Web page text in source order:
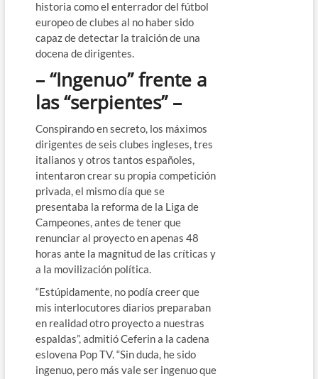
historia como el enterrador del fútbol
europeo de clubes al no haber sido
capaz de detectar la traición de una
docena de dirigentes.
– “Ingenuo” frente a
las “serpientes” –
Conspirando en secreto, los máximos
dirigentes de seis clubes ingleses, tres
italianos y otros tantos españoles,
intentaron crear su propia competición
privada, el mismo día que se
presentaba la reforma de la Liga de
Campeones, antes de tener que
renunciar al proyecto en apenas 48
horas ante la magnitud de las críticas y
a la movilización política.
“Estúpidamente, no podía creer que
mis interlocutores diarios preparaban
en realidad otro proyecto a nuestras
espaldas”, admitió Ceferin a la cadena
eslovena Pop TV. “Sin duda, he sido
ingenuo, pero más vale ser ingenuo que